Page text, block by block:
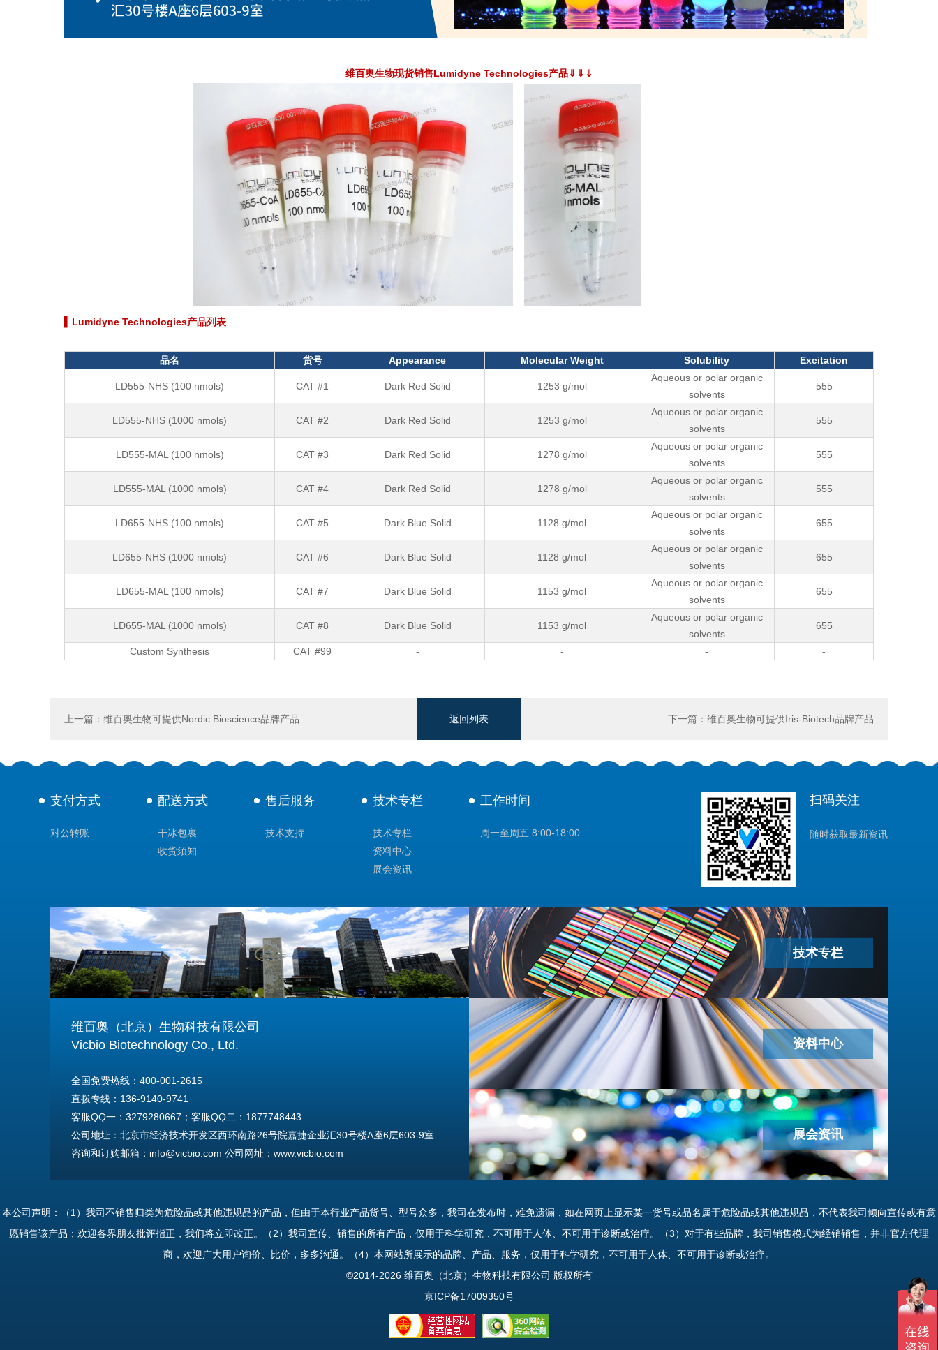
维百奥生物现货销售Lumidyne Technologies产品⇓⇓⇓
Lumidyne Technologies产品列表
品名 货号 Appearance Molecular Weight Solubility Excitation
LD555-NHS (100 nmols) CAT #1 Dark Red Solid 1253 g/mol
Aqueous or polar organic
solvents
555
LD555-NHS (1000 nmols) CAT #2 Dark Red Solid 1253 g/mol
Aqueous or polar organic
solvents
555
LD555-MAL (100 nmols) CAT #3 Dark Red Solid 1278 g/mol
Aqueous or polar organic
solvents
555
LD555-MAL (1000 nmols) CAT #4 Dark Red Solid 1278 g/mol
Aqueous or polar organic
solvents
555
LD655-NHS (100 nmols) CAT #5 Dark Blue Solid 1128 g/mol
Aqueous or polar organic
solvents
655
LD655-NHS (1000 nmols) CAT #6 Dark Blue Solid 1128 g/mol
Aqueous or polar organic
solvents
655
LD655-MAL (100 nmols) CAT #7 Dark Blue Solid 1153 g/mol
Aqueous or polar organic
solvents
655
LD655-MAL (1000 nmols) CAT #8 Dark Blue Solid 1153 g/mol
Aqueous or polar organic
solvents
655
Custom Synthesis CAT #99 - - - -
上一篇：维百奥生物可提供Nordic Bioscience品牌产品 下一篇：维百奥生物可提供Iris-Biotech品牌产品
返回列表
支付方式
对公转账
配送方式
干冰包裹
收货须知
售后服务
技术支持
技术专栏
技术专栏
资料中心
展会资讯
工作时间
周一至周五 8:00-18:00
扫码关注
随时获取最新资讯
维百奥（北京）生物科技有限公司
Vicbio Biotechnology Co., Ltd.
全国免费热线：400-001-2615
直拨专线：136-9140-9741
客服QQ一：3279280667；客服QQ二：1877748443
公司地址：北京市经济技术开发区西环南路26号院嘉捷企业汇30号楼A座6层603-9室
咨询和订购邮箱：info@vicbio.com 公司网址：www.vicbio.com
Tel: +86-13691409741
Address: Room 603, Floor 6, Building 30A, No.26, Xihuannan Street, Beijing, 100176
技术专栏
资料中心
展会资讯
本公司声明：（1）我司不销售归类为危险品或其他违规品的产品，但由于本行业产品货号、型号众多，我司在发布时，难免遗漏，如在网页上显示某一货号或品名属于危险品或其他违规品，不代表我司倾向宣传或有意
愿销售该产品；欢迎各界朋友批评指正，我们将立即改正。（2）我司宣传、销售的所有产品，仅用于科学研究，不可用于人体、不可用于诊断或治疗。（3）对于有些品牌，我司销售模式为经销销售，并非官方代理
商，欢迎广大用户询价、比价，多多沟通。（4）本网站所展示的品牌、产品、服务，仅用于科学研究，不可用于人体、不可用于诊断或治疗。
©2014-2026 维百奥（北京）生物科技有限公司 版权所有
京ICP备17009350号